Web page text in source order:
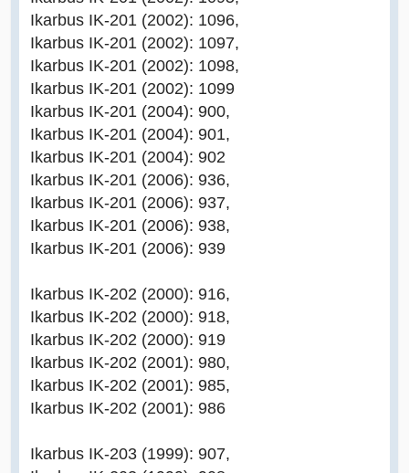
Ikarbus IK-201 (2002): 1096,
Ikarbus IK-201 (2002): 1097,
Ikarbus IK-201 (2002): 1098,
Ikarbus IK-201 (2002): 1099
Ikarbus IK-201 (2004): 900,
Ikarbus IK-201 (2004): 901,
Ikarbus IK-201 (2004): 902
Ikarbus IK-201 (2006): 936,
Ikarbus IK-201 (2006): 937,
Ikarbus IK-201 (2006): 938,
Ikarbus IK-201 (2006): 939
Ikarbus IK-202 (2000): 916,
Ikarbus IK-202 (2000): 918,
Ikarbus IK-202 (2000): 919
Ikarbus IK-202 (2001): 980,
Ikarbus IK-202 (2001): 985,
Ikarbus IK-202 (2001): 986
Ikarbus IK-203 (1999): 907,